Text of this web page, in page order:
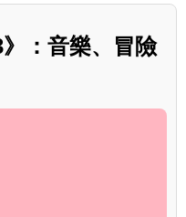
：音樂、冒險